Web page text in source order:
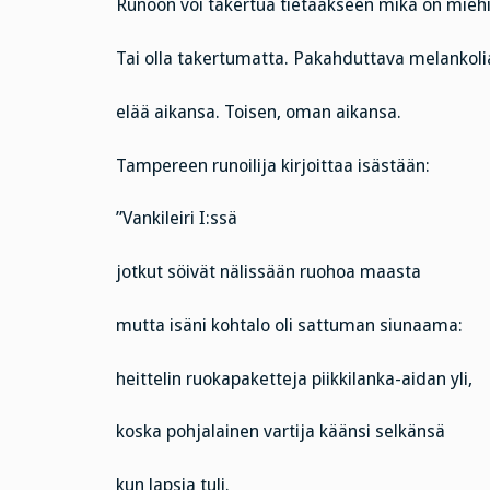
Runoon voi takertua tietääkseen mikä on
Tai olla takertumatta. Pakahduttava
elää aikansa. Toisen, oman aikansa.
Tampereen runoilija kirjoittaa isästään:
”Vankileiri I:ssä
jotkut söivät nälissään ruohoa maasta
mutta isäni kohtalo oli sattuman siunaama:
heittelin ruokapaketteja piikkilanka-aidan yli,
koska pohjalainen vartija käänsi selkänsä
kun lapsia tuli.